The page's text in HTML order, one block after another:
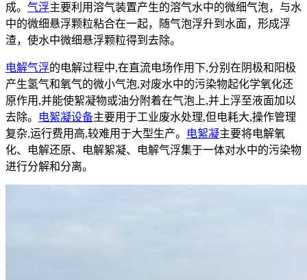
成。 气浮主要利用溶气装置产生的溶气水中的微细气泡，与水
中的微细悬浮颗粒粘合在一起，随气泡浮升到水面，形成浮
渣，使水中微细悬浮颗粒得到去除。
电解气浮的电解过程中,在直流电场作用下,分别在阴极和阳极
产生氢气和氧气的微小气泡,对废水中的污染物起化学氧化还
原作用,并能使絮凝物或油分附着在气泡上,并上浮至液面加以
去除。
电絮凝设备主要用于工业废水处理,但电耗大,操作管理
复杂,运行费用高,较难用于大型生产。
电絮凝主要将电解氧
化、电解还原、电解絮凝、电解气浮集于一体对水中的污染物
进行分解和分离。